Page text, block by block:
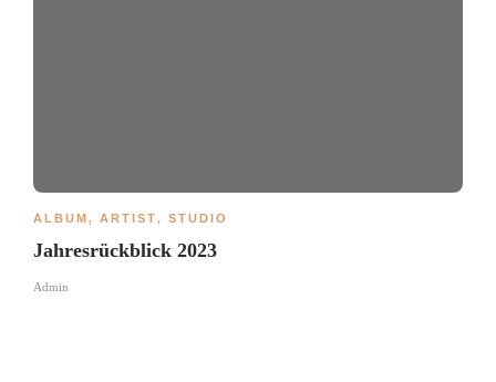
ALBUM, ARTIST, STUDIO
Jahresrückblick 2023
Admin